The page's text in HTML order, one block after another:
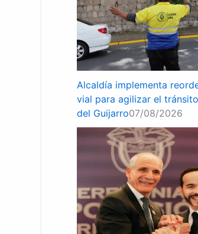
Alcaldía implementa
vial para agilizar el
del Guijarro07/08/2026